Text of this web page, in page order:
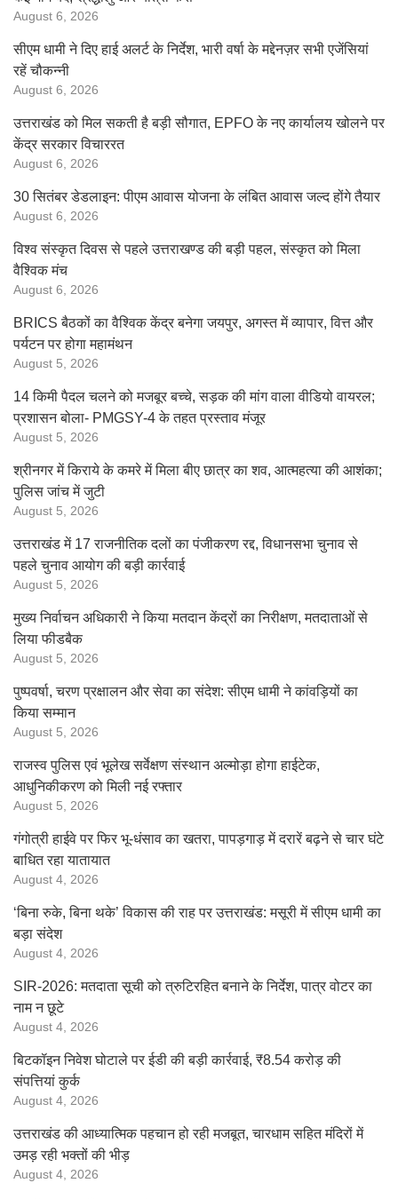
August 6, 2026
सीएम धामी ने दिए हाई अलर्ट के निर्देश, भारी वर्षा के मद्देनज़र सभी एजेंसियां
रहें चौकन्नी
August 6, 2026
उत्तराखंड को मिल सकती है बड़ी सौगात, EPFO के नए कार्यालय खोलने पर
केंद्र सरकार विचाररत
August 6, 2026
30 सितंबर डेडलाइन: पीएम आवास योजना के लंबित आवास जल्द होंगे तैयार
August 6, 2026
विश्व संस्कृत दिवस से पहले उत्तराखण्ड की बड़ी पहल, संस्कृत को मिला
वैश्विक मंच
August 6, 2026
BRICS बैठकों का वैश्विक केंद्र बनेगा जयपुर, अगस्त में व्यापार, वित्त और
पर्यटन पर होगा महामंथन
August 5, 2026
14 किमी पैदल चलने को मजबूर बच्चे, सड़क की मांग वाला वीडियो वायरल;
प्रशासन बोला- PMGSY-4 के तहत प्रस्ताव मंजूर
August 5, 2026
श्रीनगर में किराये के कमरे में मिला बीए छात्र का शव, आत्महत्या की आशंका;
पुलिस जांच में जुटी
August 5, 2026
उत्तराखंड में 17 राजनीतिक दलों का पंजीकरण रद्द, विधानसभा चुनाव से
पहले चुनाव आयोग की बड़ी कार्रवाई
August 5, 2026
मुख्य निर्वाचन अधिकारी ने किया मतदान केंद्रों का निरीक्षण, मतदाताओं से
लिया फीडबैक
August 5, 2026
पुष्पवर्षा, चरण प्रक्षालन और सेवा का संदेश: सीएम धामी ने कांवड़ियों का
किया सम्मान
August 5, 2026
राजस्व पुलिस एवं भूलेख सर्वेक्षण संस्थान अल्मोड़ा होगा हाईटेक,
आधुनिकीकरण को मिली नई रफ्तार
August 5, 2026
गंगोत्री हाईवे पर फिर भू-धंसाव का खतरा, पापड़गाड़ में दरारें बढ़ने से चार घंटे
बाधित रहा यातायात
August 4, 2026
‘बिना रुके, बिना थके’ विकास की राह पर उत्तराखंड: मसूरी में सीएम धामी का
बड़ा संदेश
August 4, 2026
SIR-2026: मतदाता सूची को त्रुटिरहित बनाने के निर्देश, पात्र वोटर का
नाम न छूटे
August 4, 2026
बिटकॉइन निवेश घोटाले पर ईडी की बड़ी कार्रवाई, ₹8.54 करोड़ की
संपत्तियां कुर्क
August 4, 2026
उत्तराखंड की आध्यात्मिक पहचान हो रही मजबूत, चारधाम सहित मंदिरों में
उमड़ रही भक्तों की भीड़
August 4, 2026